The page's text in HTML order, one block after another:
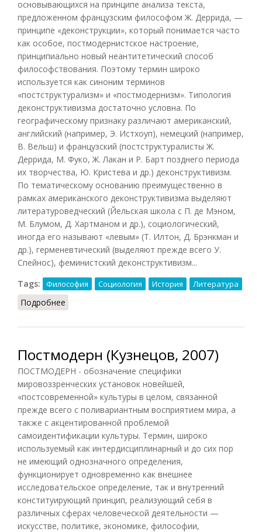
основывающихся на принципе анализа текста,
предложенном французским философом Ж. Деррида, —
принципе «деконструкции», который понимается часто
как особое, постмодернистское настроение,
принципиально новый неантитетический способ
философствования. Поэтому термин широко
используется как синоним терминов
«постструктурализм» и «постмодернизм». Типология
деконструктивизма достаточно условна. По
географическому признаку различают американский,
английский (например, Э. Истхоуп), немецкий (например,
В. Вельш) и французский (постструктуралисты Ж.
Деррида, М. Фуко, Ж. Лакан и Р. Барт позднего периода
их творчества, Ю. Кристева и др.) деконструктивизм.
По тематическому основанию преимущественно в
рамках американского деконструктивизма выделяют
литературоведческий (Йельская школа с П. де Мэном,
М. Блумом, Д. Хартманом и др.), социологический,
иногда его называют «левым» (Т. Илтон, Д. Брэнкман и
др.), герменевтический (выделяют прежде всего У.
Спейнос), феминистский деконструктивизм...
Tags:
Философия Социология История Литература
Подробнее
Постмодерн (Кузнецов, 2007)
ПОСТМОДЕРН - обозначение специфики
мировоззренческих установок новейшей,
«постсовременной» культуры в целом, связанной
прежде всего с поливариантным восприятием мира, а
также с акцентированной проблемой
самоидентификации культуры. Термин, широко
используемый как интердисциплинарный и до сих пор
не имеющий однозначного определения,
функционирует одновременно как внешнее
исследовательское определение, так и внутренний
конституирующий принцип, реализующий себя в
различных сферах человеческой деятельности —
искусстве, политике, экономике, философии,